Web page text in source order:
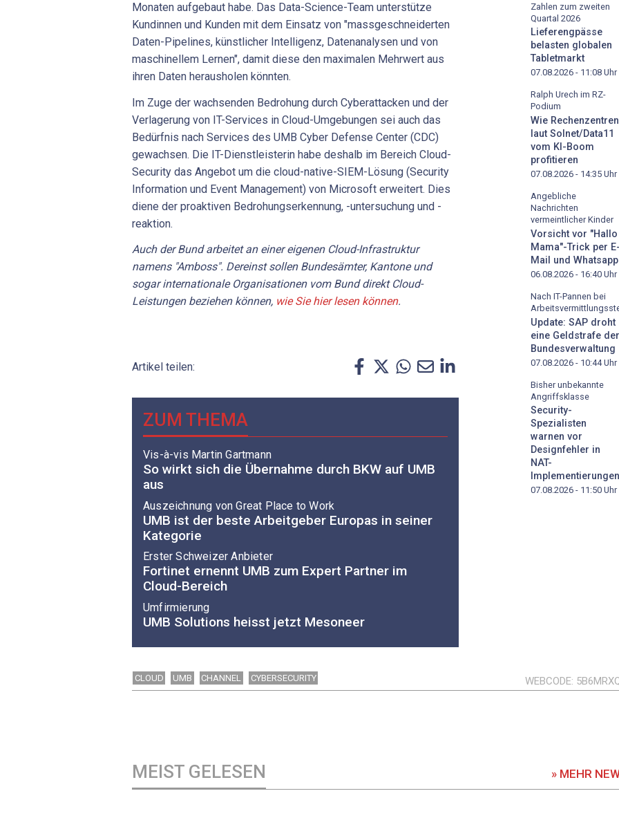
Monaten aufgebaut habe. Das Data-Science-Team unterstütze
Kundinnen und Kunden mit dem Einsatz von "massgeschneiderten
Daten-Pipelines, künstlicher Intelligenz, Datenanalysen und von
maschinellem Lernen", damit diese den maximalen Mehrwert aus
ihren Daten herausholen könnten.
Im Zuge der wachsenden Bedrohung durch Cyberattacken und der
Verlagerung von IT-Services in Cloud-Umgebungen sei auch das
Bedürfnis nach Services des UMB Cyber Defense Center (CDC)
gewachsen. Die IT-Dienstleisterin habe deshalb im Bereich Cloud-
Security das Angebot um die cloud-native-SIEM-Lösung (Security
Information und Event Management) von Microsoft erweitert. Dies
diene der proaktiven Bedrohungserkennung, -untersuchung und -
reaktion.
Auch der Bund arbeitet an einer eigenen Cloud-Infrastruktur
namens "Amboss". Dereinst sollen Bundesämter, Kantone und
sogar internationale Organisationen vom Bund direkt Cloud-
Leistungen beziehen können, wie Sie hier lesen können.
Artikel teilen:
ZUM THEMA
Vis-à-vis Martin Gartmann
So wirkt sich die Übernahme durch BKW auf UMB
aus
Auszeichnung von Great Place to Work
UMB ist der beste Arbeitgeber Europas in seiner
Kategorie
Erster Schweizer Anbieter
Fortinet ernennt UMB zum Expert Partner im
Cloud-Bereich
Umfirmierung
UMB Solutions heisst jetzt Mesoneer
Zahlen zum zweiten
Quartal 2026
Lieferengpässe
belasten globalen
Tabletmarkt
07.08.2026 - 11:08 Uhr
Ralph Urech im RZ-
Podium
Wie Rechenzentren
laut Solnet/Data11
vom KI-Boom
profitieren
07.08.2026 - 14:35 Uhr
Angebliche
Nachrichten
vermeintlicher Kinder
Vorsicht vor "Hallo
Mama"-Trick per E-
Mail und Whatsapp
06.08.2026 - 16:40 Uhr
Nach IT-Pannen bei
Update: SAP droht
eine Geldstrafe der
Bundesverwaltung
07.08.2026 - 10:44Uhr
Bisher unbekannte
Angriffsklasse
Security-
Spezialisten
warnen vor
Designfehler in
NAT-
Implementierungen
07.08.2026 - 11:50 Uhr
CLOUD UMB CHANNEL CYBERSECURITY WEBCODE
MEIST GELESEN » MEHR